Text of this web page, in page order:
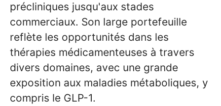
précliniques jusqu'aux stades
commerciaux. Son large portefeuille
reflète les opportunités dans les
thérapies médicamenteuses à travers
divers domaines, avec une grande
exposition aux maladies métaboliques, y
compris le GLP-1.